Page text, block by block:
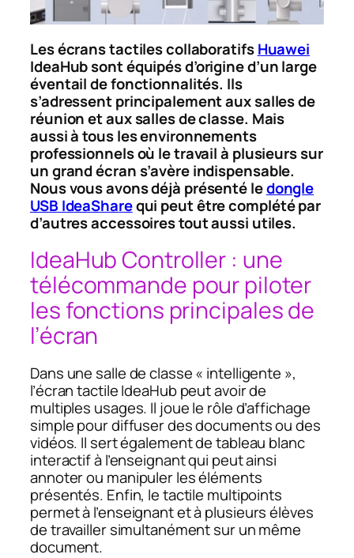
Les écrans tactiles collaboratifsHuawei
IdeaHub sont équipés d’origine d’un large
éventail de fonctionnalités. Ils
s’adressent principalement aux salles de
réunion et aux salles de classe. Mais
aussi à tous les environnements
professionnels où le travail à plusieurs sur
un grand écran s’avère indispensable.
Nous vous avons déjà présenté ledongle
USB IdeaSharequi peut être complété par
d’autres accessoires tout aussi utiles.
IdeaHub Controller : une
télécommande pour piloter
les fonctions principales de
l’écran
Dans une salle de classe « intelligente »,
l’écran tactile IdeaHub peut avoir de
multiples usages. Il joue le rôle d’affichage
simple pour diffuser des documents ou des
vidéos. Il sert également de tableau blanc
interactif à l’enseignant qui peut ainsi
annoter ou manipuler les éléments
présentés. Enfin, le tactile multipoints
permet à l’enseignant et à plusieurs élèves
de travailler simultanément sur un même
document.